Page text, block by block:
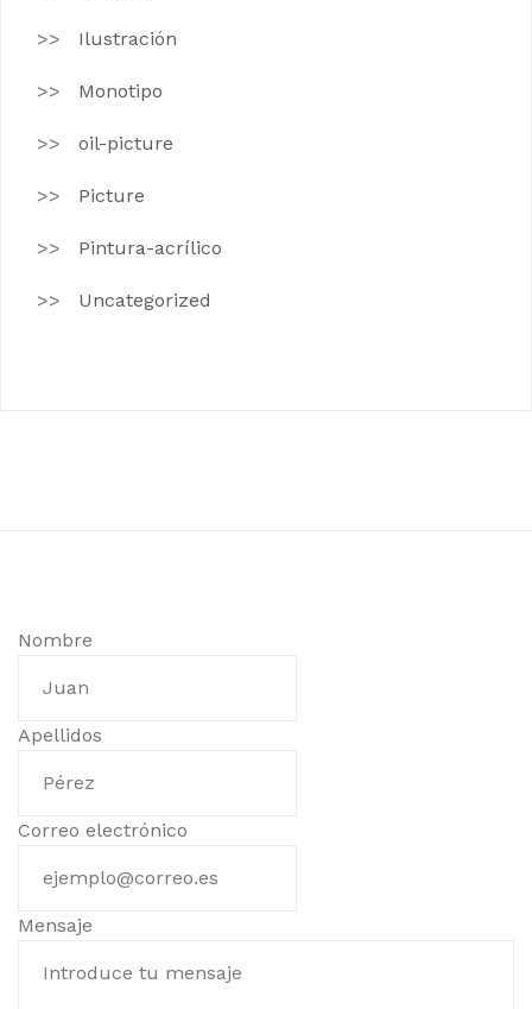
Ilustración
Monotipo
oil-picture
Picture
Pintura-acrílico
Uncategorized
Nombre
Apellidos
Correo electrónico
Mensaje